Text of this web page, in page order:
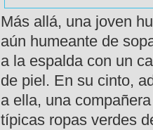
Más allá, una joven
aún humeante de
a la espalda con un
de piel. En su cinto,
a ella, una
típicas ropas verdes